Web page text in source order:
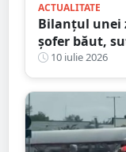
ACTUALITATE
Bilanțul unei
șofer băut,
peste 86.000
10 iulie 2026